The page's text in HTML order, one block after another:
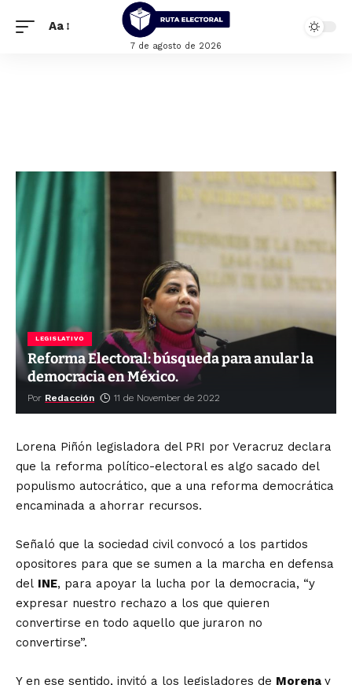
Aa
7 de agosto de 2026
LEGISLATIVO
Reforma Electoral: búsqueda para anular la
democracia en México.
Por Redacción 11 de November de 2022
Lorena Piñón legisladora del PRI por Veracruz declara
que la reforma político-electoral es algo sacado del
populismo autocrático, que a una reforma democrática
encaminada a ahorrar recursos.
Señaló que la sociedad civil convocó a los partidos
opositores para que se sumen a la marcha en defensa
del INE, para apoyar la lucha por la democracia, “y
expresar nuestro rechazo a los que quieren
convertirse en todo aquello que juraron no
convertirse”.
Y en ese sentido, invitó a los legisladores de Morena y